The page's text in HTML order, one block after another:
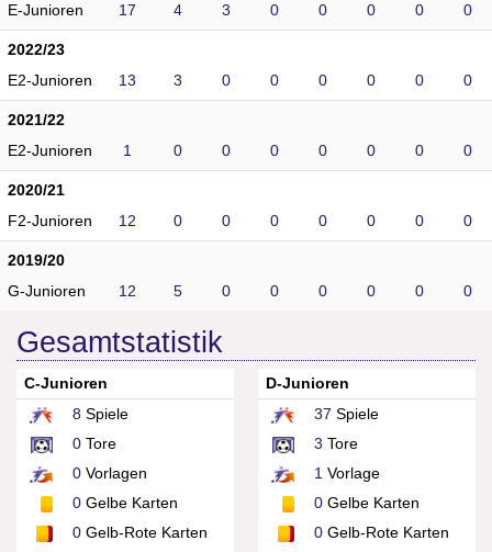
E-Junioren
17 4 3 0 0 0 0 0
2022/23
E2-Junioren
13 3 0 0 0 0 0 0
2021/22
E2-Junioren
1 0 0 0 0 0 0 0
2020/21
F2-Junioren
12 0 0 0 0 0 0 0
2019/20
G-Junioren
12 5 0 0 0 0 0 0
Gesamtstatistik
C-Junioren
8 Spiele
0 Tore
0 Vorlagen
0 Gelbe Karten
0 Gelb-Rote Karten
D-Junioren
37 Spiele
3 Tore
1 Vorlage
0Gelbe Karten
0Gelb-Rote Karten